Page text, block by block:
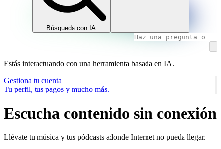
Búsqueda con IA
Estás interactuando con una herramienta basada en IA.
Gestiona tu cuenta
Tu perfil, tus pagos y mucho más.
Escucha contenido sin conexión
Llévate tu música y tus pódcasts adonde Internet no pueda llegar.